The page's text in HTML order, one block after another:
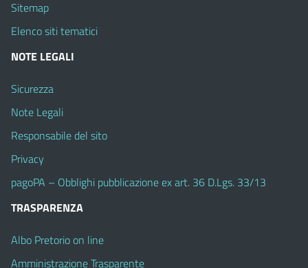
Sitemap
Elenco siti tematici
NOTE LEGALI
Sicurezza
Note Legali
Responsabile del sito
Privacy
pagoPA – Obblighi pubblicazione ex art. 36 D.Lgs. 33/13
TRASPARENZA
Albo Pretorio on line
Amministrazione Trasparente